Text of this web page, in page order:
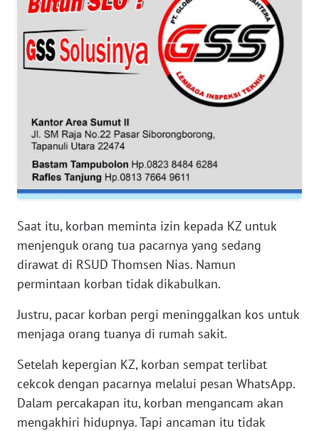
Saat itu, korban meminta izin kepada KZ untuk
menjenguk orang tua pacarnya yang sedang
dirawat di RSUD Thomsen Nias. Namun
permintaan korban tidak dikabulkan.
Justru, pacar korban pergi meninggalkan kos untuk
menjaga orang tuanya di rumah sakit.
Setelah kepergian KZ, korban sempat terlibat
cekcok dengan pacarnya melalui pesan WhatsApp.
Dalam percakapan itu, korban mengancam akan
mengakhiri hidupnya. Tapi ancaman itu tidak
WN
WN
BANTEN
NTT
WN
KEPRI
WN
PAPUA
WN
PAPUA
WN
SERAMBI